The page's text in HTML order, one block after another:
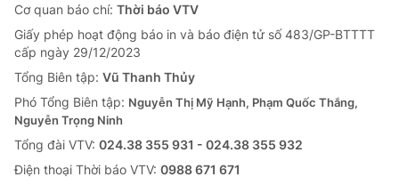
Cơ quan báo chí: Thời báo VTV
Giấy phép hoạt động báo in và báo điện tử số 483/GP-BTTTT
cấp ngày 29/12/2023
Tổng Biên tập: Vũ Thanh Thủy
Phó Tổng Biên tập: Nguyễn Thị Mỹ Hạnh, Phạm Quốc Thắng,
Nguyễn Trọng Ninh
Tổng đài VTV: 024.38 355 931 - 024.38 355 932
Ðiện thoại Thời báo VTV: 0988 671 671